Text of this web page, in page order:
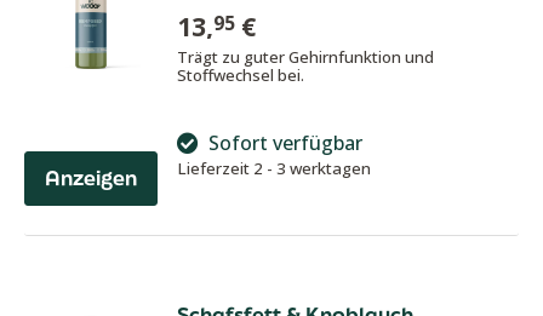
Anzeigen
Durchschnittliche Bewertung von 5
13,95 €
Trägt zu guter Gehirnfunktion und
Stoffwechsel bei.
Sofort verfügbar
Lieferzeit 2 - 3 werktagen